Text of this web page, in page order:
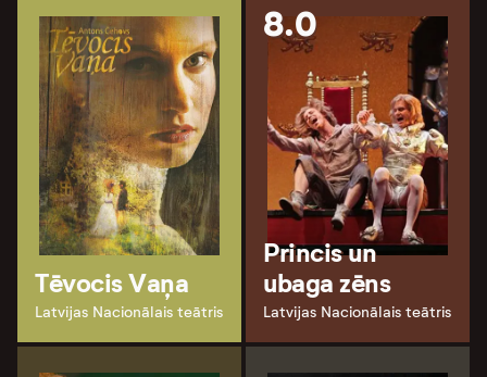
Tēvocis Vaņa
Latvijas Nacionālais teātris
8.0
Princis un
ubaga zēns
Latvijas Nacionālais teātris